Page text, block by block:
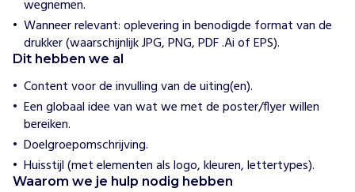
a
a
t
j
e
s
v
e
r
z
o
wegnemen.
Wanneer relevant: oplevering in benodigde format van de
drukker (waarschijnlijk JPG, PNG, PDF .Ai of EPS).
Dit hebben we al
Content voor de invulling van de uiting(en).
Een globaal idee van wat we met de poster/flyer willen
bereiken.
Doelgroepomschrijving.
Huisstijl (met elementen als logo, kleuren, lettertypes).
Waarom we je hulp nodig hebben